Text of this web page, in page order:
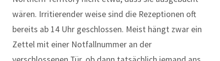
wären. Irritierender weise sind die Rezeptionen oft
bereits ab 14 Uhr geschlossen. Meist hängt zwar ein
Zettel mit einer Notfallnummer an der